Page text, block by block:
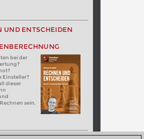
UND ENTSCHEIDEN
bei der
Einsteller?
dieser
sein.